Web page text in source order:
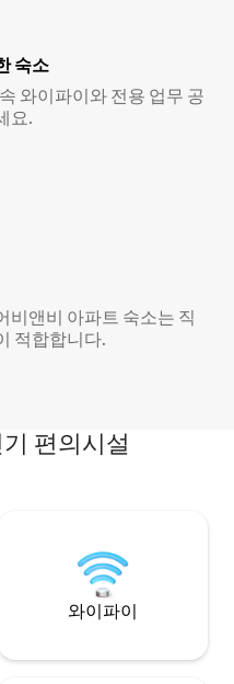
숙소
와이파이와 전용 업무 공
요.
비앤비 아파트 숙소는 직
적합합니다.
편의시설
와이파이